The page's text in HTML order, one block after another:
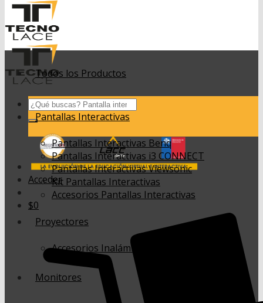
Buscar
por:
Acceder
$0
Todos los Productos
Pantallas Interactivas
Pantallas Interactivas Benq
Pantallas Interactivas i3 CONNECT
Pantallas Interactivas Viewsonic
Kit Pantallas Interactivas
Accesorios Pantallas Interactivas
Proyectores
Accesorios Inalámbricos
Monitores